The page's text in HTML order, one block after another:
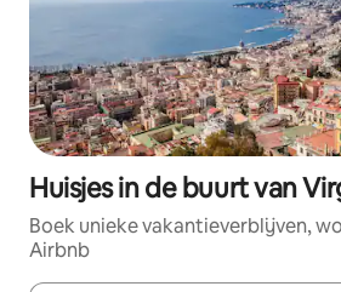
Huisjes in de buurt van
Boek unieke vakantieverblijven,
Airbnb